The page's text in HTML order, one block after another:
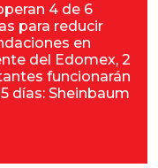
4 de 6
para reducir
en
del Edomex, 2
funcionarán
días: Sheinbaum